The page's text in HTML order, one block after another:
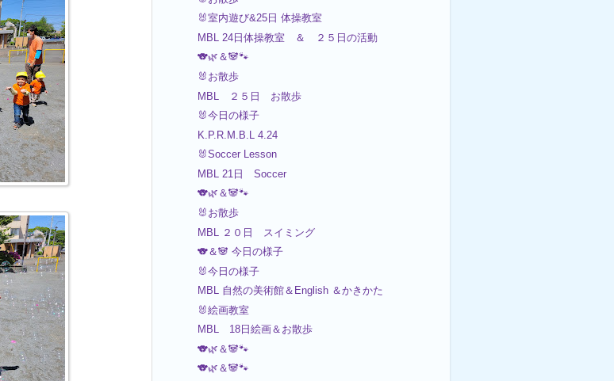
🐰室内遊び&25日 体操教室
MBL 24日体操教室 ＆ ２５日の活動
🐨🌿＆🐼🐾
🐰お散歩
MBL ２５日 お散歩
🐰今日の様子
K.P.R.M.B.L 4.24
🐰Soccer Lesson
MBL 21日 Soccer
🐨🌿＆🐼🐾
🐰お散歩
MBL ２０日 スイミング
🐨＆🐼 今日の様子
🐰今日の様子
MBL 自然の美術館＆English ＆かきかた
🐰絵画教室
MBL 18日絵画＆お散歩
🐨🌿＆🐼🐾
🐨🌿＆🐼🐾